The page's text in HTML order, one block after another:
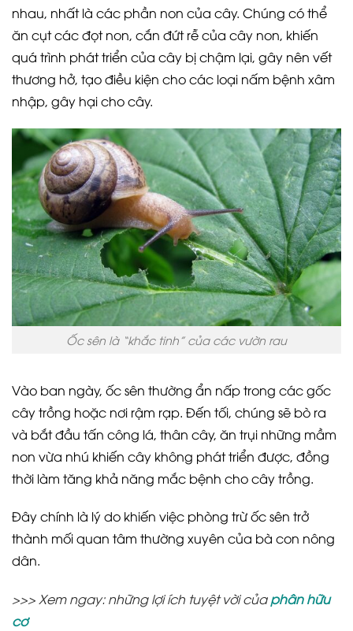
nhau, nhất là các phần non của cây. Chúng có thể
ăn cụt các đọt non, cắn đứt rễ của cây non, khiến
quá trình phát triển của cây bị chậm lại, gây nên vết
thương hở, tạo điều kiện cho các loại nấm bệnh xâm
nhập, gây hại cho cây.
Ốc sên là “khắc tinh” của các vườn rau
Vào ban ngày, ốc sên thường ẩn nấp trong các gốc
cây trồng hoặc nơi rậm rạp. Đến tối, chúng sẽ bò ra
và bắt đầu tấn công lá, thân cây, ăn trụi những mầm
non vừa nhú khiến cây không phát triển được, đồng
thời làm tăng khả năng mắc bệnh cho cây trồng.
Đây chính là lý do khiến việc phòng trừ ốc sên trở
thành mối quan tâm thường xuyên của bà con nông
dân.
>>> Xem ngay: những lợi ích tuyệt vời củaphân hữu
cơ